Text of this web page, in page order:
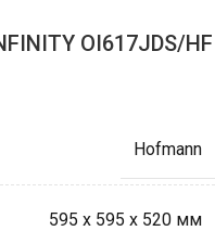
OI617JDS/HF
Hofmann
595 х 595 х 520 мм